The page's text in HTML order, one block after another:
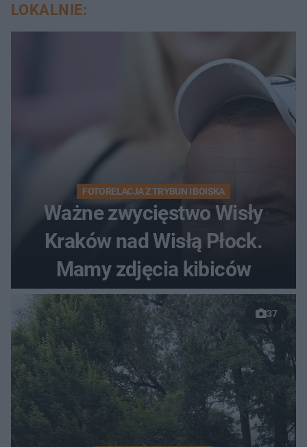
LOKALNIE:
FOTORELACJA Z TRYBUN I BOISKA
Ważne zwycięstwo Wisły
Kraków nad Wisłą Płock.
Mamy zdjęcia kibiców
37